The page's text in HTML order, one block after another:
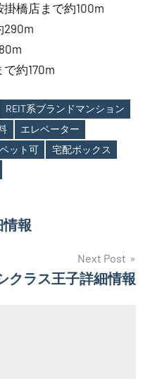
橋店まで約100m
290m
約170m
REIT系ブランドマンション
エレベーター
ペット可
宅配ボックス
報
Next Post
クラス王子詳細情報